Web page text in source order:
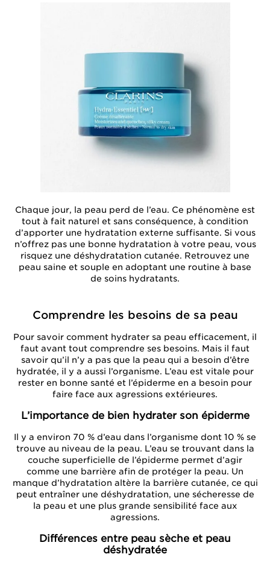
Chaque jour, la peau perd de l’eau. Ce phénomène est
tout à fait naturel et sans conséquence, à condition
d’apporter une hydratation externe suffisante. Si vous
n’offrez pas une bonne hydratation à votre peau, vous
risquez une déshydratation cutanée. Retrouvez une
peau saine et souple en adoptant une routine à base
de soins hydratants.
Comprendre les besoins de sa peau
Pour savoir comment hydrater sa peau efficacement, il
faut avant tout comprendre ses besoins. Mais il faut
savoir qu’il n’y a pas que la peau qui a besoin d’être
hydratée, il y a aussi l’organisme. L’eau est vitale pour
rester en bonne santé et l’épiderme en a besoin pour
faire face aux agressions extérieures.
L’importance de bien hydrater son épiderme
Il y a environ 70 % d’eau dans l’organisme dont 10 % se
trouve au niveau de la peau. L’eau se trouvant dans la
couche superficielle de l’épiderme permet d’agir
comme une barrière afin de protéger la peau. Un
manque d’hydratation altère la barrière cutanée, ce qui
peut entraîner une déshydratation, une sécheresse de
la peau et une plus grande sensibilité face aux
agressions.
Différences entre peau sèche et peau
déshydratée